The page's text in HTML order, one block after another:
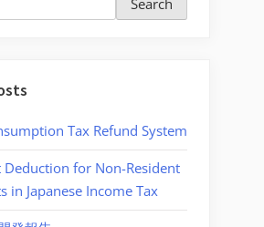
Tax Refund System
Deduction for Non-Resident
in Japanese Income Tax